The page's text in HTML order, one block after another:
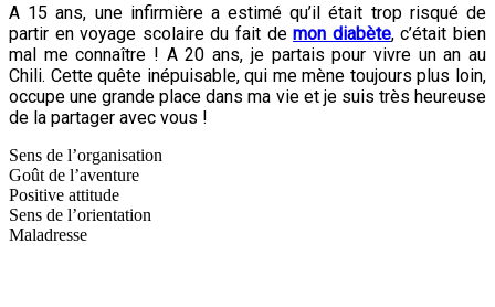
A 15 ans, une infirmière a estimé qu’il était trop risqué de
partir en voyage scolaire du fait demon diabète, c’était bien
mal me connaître ! A 20 ans, je partais pour vivre un an au
Chili. Cette quête inépuisable, qui me mène toujours plus loin,
occupe une grande place dans ma vie et je suis très heureuse
de la partager avec vous !
Sens de l’organisation
Goût de l’aventure
Positive attitude
Sens de l’orientation
Maladresse